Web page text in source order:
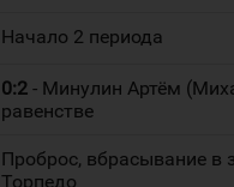
Начало 2 периода
0:2 - Минулин Артём
равенстве
Проброс, вбрасывание в
Торпедо